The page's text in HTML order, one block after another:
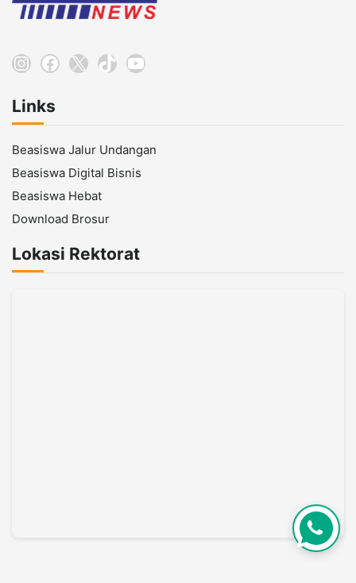
Instagram
Facebook
X TikTokYouTube
Links
Beasiswa Jalur Undangan
Beasiswa Digital Bisnis
Beasiswa Hebat
Download Brosur
Lokasi Rektorat